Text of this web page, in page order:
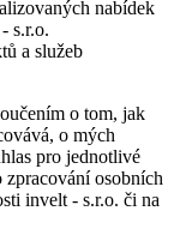
nabídek
s.r.o.
a služeb
o tom, jak
o mých
pro jednotlivé
osobních
invelt - s.r.o. či na